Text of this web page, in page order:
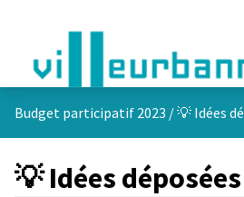
Budget participatif 2023 /💡 Idées
💡 Idées déposées